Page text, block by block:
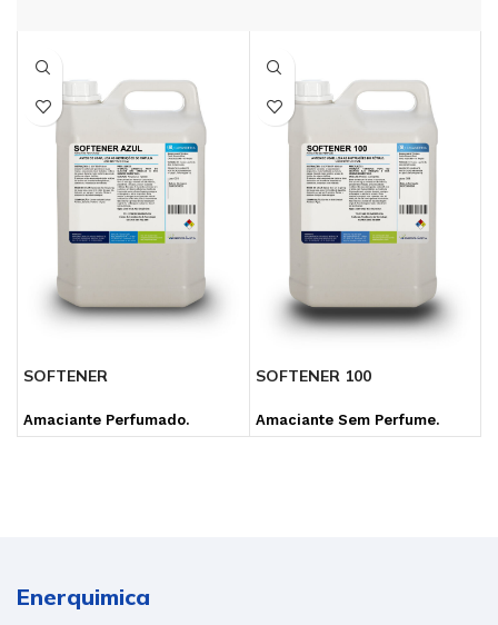
SOFTENER
Amaciante Perfumado.
SOFTENER 100
Amaciante Sem Perfume.
Enerquimica